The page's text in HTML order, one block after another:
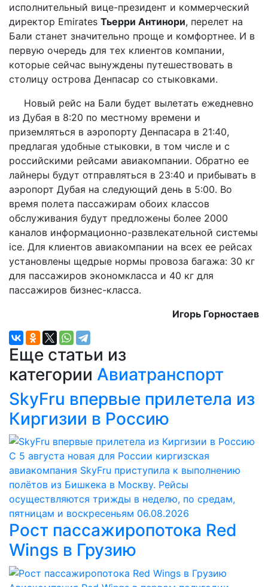
исполнительный вице-президент и коммерческий
директор Emirates Тьерри Антинори, перелет на
Бали станет значительно проще и комфортнее. И в
первую очередь для тех клиентов компании,
которые сейчас вынуждены путешествовать в
столицу острова Денпасар со стыковками.
Новый рейс на Бали будет вылетать ежедневно
из Дубая в 8:20 по местному времени и
приземляться в аэропорту Денпасара в 21:40,
предлагая удобные стыковки, в том числе и с
российскими рейсами авиакомпании. Обратно ее
лайнеры будут отправляться в 23:40 и прибывать в
аэропорт Дубая на следующий день в 5:00. Во
время полета пассажирам обоих классов
обслуживания будут предложены более 2000
каналов информационно-развлекательной системы
ice. Для клиентов авиакомпании на всех ее рейсах
установлены щедрые нормы провоза багажа: 30 кг
для пассажиров экономкласса и 40 кг для
пассажиров бизнес-класса.
Игорь Горностаев
Еще статьи из
категории Авиатранспорт
SkyFru впервые прилетела из
Киргизии в Россию
С 5 августа новая для России киргизская
авиакомпания SkyFru приступила к выполнению
полётов из Бишкека в Москву. Рейсы
осуществляются трижды в неделю, по средам,
пятницам и воскресеньям 06.08.2026
Рост пассажиропотока Red
Wings в Грузию